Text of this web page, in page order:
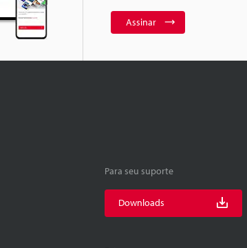
Assinar
Para seu suporte
Downloads